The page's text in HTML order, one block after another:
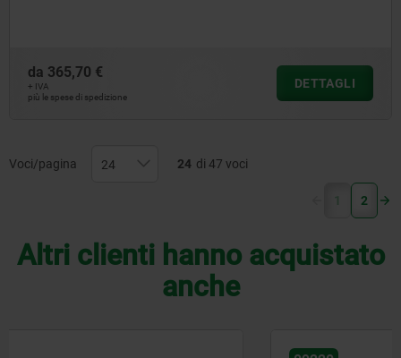
da 365,70 €
+ IVA
più le spese di spedizione
DETTAGLI
Voci/pagina 24 di 47 voci
1 (current)
2
Altri clienti hanno acquistato
anche